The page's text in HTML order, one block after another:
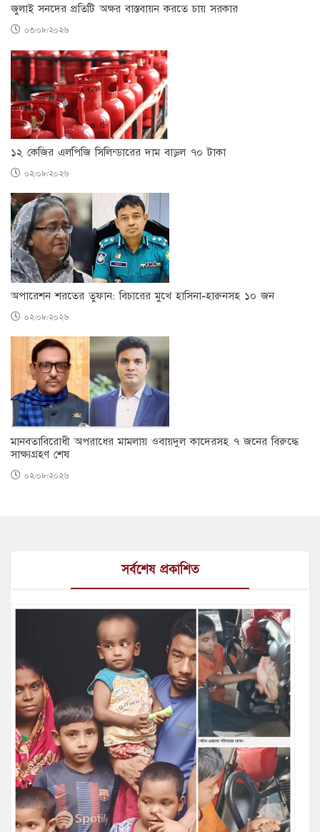
জুলাই সনদের প্রতিটি অক্ষর বাস্তবায়ন করতে চায় সরকার
০৩/০৮/২০২৬
১২ কেজির এলপিজি সিলিন্ডারের দাম বাড়ল ৭০ টাকা
০২/০৮/২০২৬
অপারেশন শরতের তুফান: বিচারের মুখে হাসিনা-হারুনসহ ১০ জন
০২/০৮/২০২৬
মানবতাবিরোধী অপরাধের মামলায় ওবায়দুল কাদেরসহ ৭ জনের বিরুদ্ধে
সাক্ষ্যগ্রহণ শেষ
০২/০৮/২০২৬
সর্বশেষ প্রকাশিত